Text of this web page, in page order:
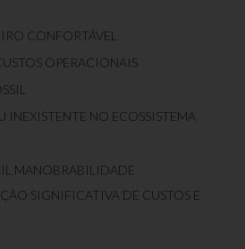
CONFORTÁVEL
OPERACIONAIS
NO ECOSSISTEMA
MANOBRABILIDADE
SIGNIFICATIVA DE CUSTOS E